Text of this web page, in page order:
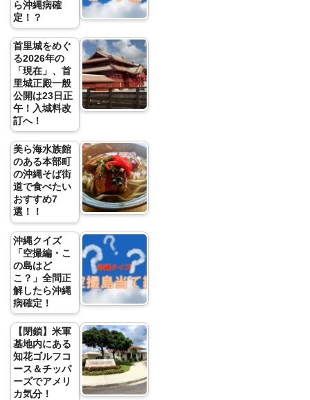
ら沖縄病確
定！？
首里城をめぐ
る2026年の
「現在」、首
里城正殿一般
公開は23日正
午！入城料改
訂へ！
美ら海水族館
のある本部町
の沖縄そば街
道で食べたい
おすすめ7
選！！
沖縄クイズ
「空撮編・こ
の島はど
こ？」全問正
解したら沖縄
病確定！
【閉鎖】米軍
基地内にある
知花ゴルフコ
ース＆チッパ
ーズでアメリ
カ気分！